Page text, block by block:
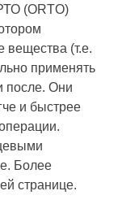
(ORTO)
вещества (т.е.
применять
после. Они
и быстрее
Более
странице.